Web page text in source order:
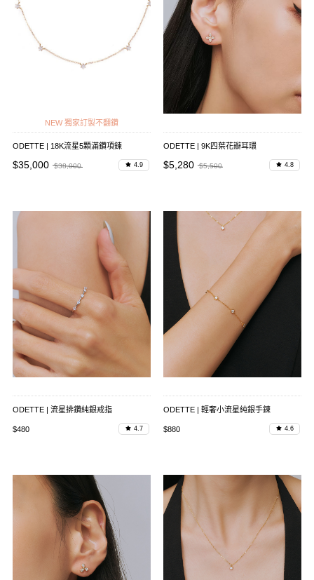
NEW 獨家訂製不翻鑽
ODETTE | 18K流星5顆滿鑽項鍊
$35,000 $38,000 4.9
ODETTE | 9K四葉花瓣耳環
$5,280 $5,500 4.8
ODETTE | 流星排鑽純銀戒指
$480 4.7
ODETTE | 輕奢小流星純銀手鍊
$880 4.6